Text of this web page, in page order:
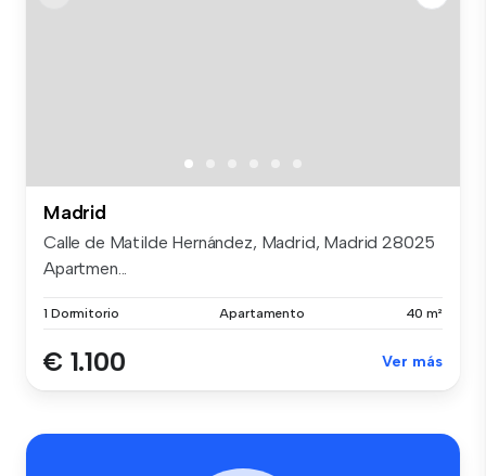
Madrid
Calle de Matilde Hernández, Madrid, Madrid 28025
Apartmen...
1 Dormitorio Apartamento 40 m²
€ 1.100 Ver más